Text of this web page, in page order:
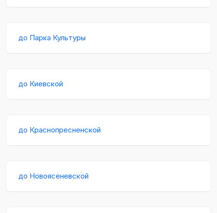
до Парка Культуры
до Киевской
до Краснопресненской
до Новоясеневской